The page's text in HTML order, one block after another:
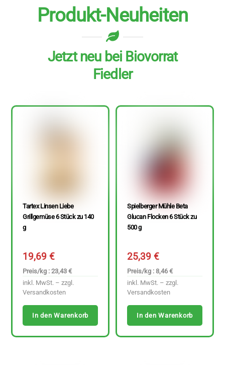
Produkt-Neuheiten
Jetzt neu bei Biovorrat
Fiedler
Tartex Linsen Liebe
Grillgemüse 6 Stück zu 140
g
19,69€
Preis/kg : 23,43 €
inkl. MwSt. – zzgl.
Versandkosten
In den Warenkorb
Spielberger Mühle Beta
Glucan Flocken 6 Stück zu
500 g
25,39€
Preis/kg : 8,46 €
inkl. MwSt. – zzgl.
Versandkosten
In den Warenkorb